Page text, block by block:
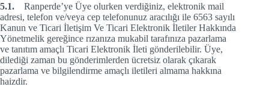
5.1. Ranperde’ye Üye olurken verdiğiniz, elektronik mail
adresi, telefon ve/veya cep telefonunuz aracılığı ile 6563 sayılı
Kanun ve Ticari İletişim Ve Ticari Elektronik İletiler Hakkında
Yönetmelik gereğince rızanıza mukabil tarafınıza pazarlama
ve tanıtım amaçlı Ticari Elektronik İleti gönderilebilir. Üye,
dilediği zaman bu gönderimlerden ücretsiz olarak çıkarak
pazarlama ve bilgilendirme amaçlı iletileri almama hakkına
haizdir.